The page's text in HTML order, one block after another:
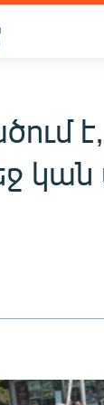
կան